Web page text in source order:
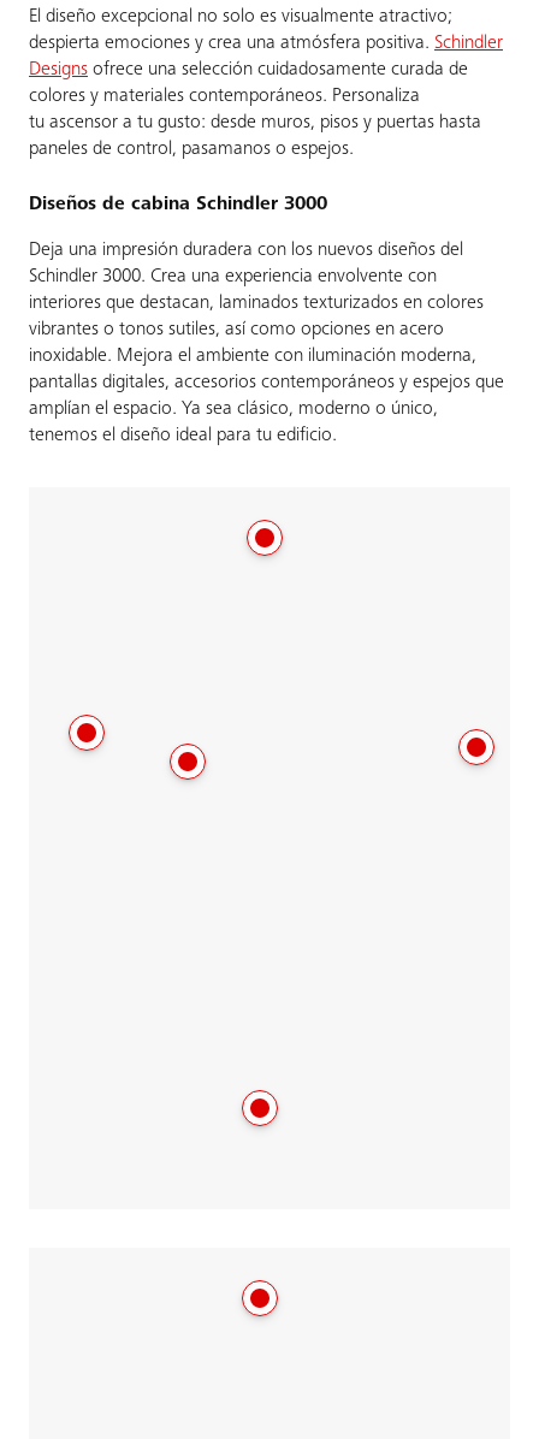
El diseño excepcional no solo es visualmente atractivo;
despierta emociones y crea una atmósfera positiva. Schindler
Designs ofrece una selección cuidadosamente curada de
colores y materiales contemporáneos. Personaliza
tu ascensor a tu gusto: desde muros, pisos y puertas hasta
paneles de control, pasamanos o espejos.
Diseños de cabina Schindler 3000
Deja una impresión duradera con los nuevos diseños del
Schindler 3000. Crea una experiencia envolvente con
interiores que destacan, laminados texturizados en colores
vibrantes o tonos sutiles, así como opciones en acero
inoxidable. Mejora el ambiente con iluminación moderna,
pantallas digitales, accesorios contemporáneos y espejos que
amplían el espacio. Ya sea clásico, moderno o único,
tenemos el diseño ideal para tu edificio.